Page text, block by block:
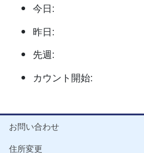
今日:
昨日:
先週:
カウント開始:
お問い合わせ
住所変更